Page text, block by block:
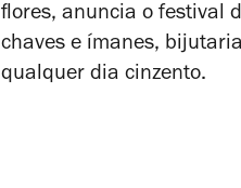
flores, anuncia o festival
chaves e ímanes,
qualquer dia cinzento.